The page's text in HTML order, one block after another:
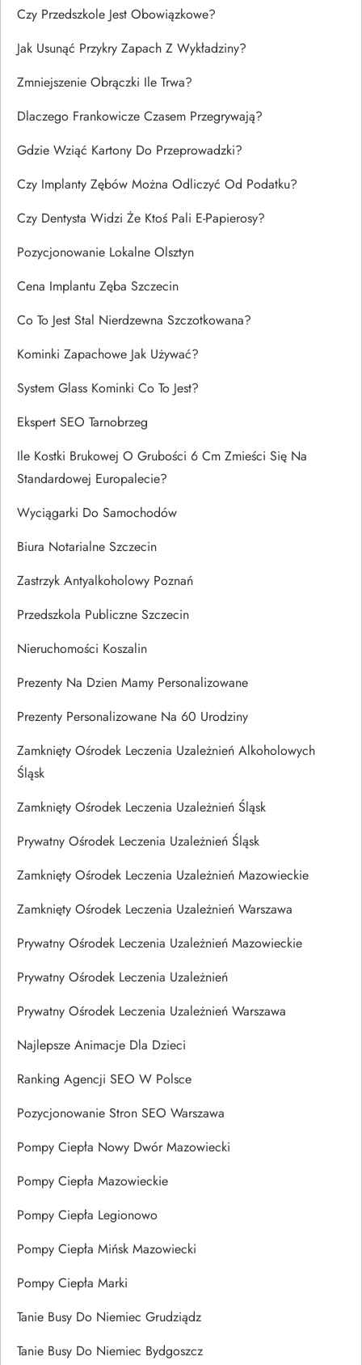
Czy Przedszkole Jest Obowiązkowe?
Jak Usunąć Przykry Zapach Z Wykładziny?
Zmniejszenie Obrączki Ile Trwa?
Dlaczego Frankowicze Czasem Przegrywają?
Gdzie Wziąć Kartony Do Przeprowadzki?
Czy Implanty Zębów Można Odliczyć Od Podatku?
Czy Dentysta Widzi Że Ktoś Pali E-Papierosy?
Pozycjonowanie Lokalne Olsztyn
Cena Implantu Zęba Szczecin
Co To Jest Stal Nierdzewna Szczotkowana?
Kominki Zapachowe Jak Używać?
System Glass Kominki Co To Jest?
Ekspert SEO Tarnobrzeg
Ile Kostki Brukowej O Grubości 6 Cm Zmieści Się Na
Standardowej Europalecie?
Wyciągarki Do Samochodów
Biura Notarialne Szczecin
Zastrzyk Antyalkoholowy Poznań
Przedszkola Publiczne Szczecin
Nieruchomości Koszalin
Prezenty Na Dzien Mamy Personalizowane
Prezenty Personalizowane Na 60 Urodziny
Zamknięty Ośrodek Leczenia Uzależnień Alkoholowych
Śląsk
Zamknięty Ośrodek Leczenia Uzależnień Śląsk
Prywatny Ośrodek Leczenia Uzależnień Śląsk
Zamknięty Ośrodek Leczenia Uzależnień Mazowieckie
Zamknięty Ośrodek Leczenia Uzależnień Warszawa
Prywatny Ośrodek Leczenia Uzależnień Mazowieckie
Prywatny Ośrodek Leczenia Uzależnień
Prywatny Ośrodek Leczenia Uzależnień Warszawa
Najlepsze Animacje Dla Dzieci
Ranking Agencji SEO W Polsce
Pozycjonowanie Stron SEO Warszawa
Pompy Ciepła Nowy Dwór Mazowiecki
Pompy Ciepła Mazowieckie
Pompy Ciepła Legionowo
Pompy Ciepła Mińsk Mazowiecki
Pompy Ciepła Marki
Tanie Busy Do Niemiec Grudziądz
Tanie Busy Do Niemiec Bydgoszcz